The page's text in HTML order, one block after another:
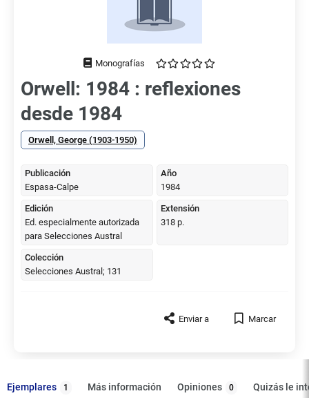
Tipo
documento
Orwell: 1984 : reflexiones
desde 1984
Orwell, George (1903-1950)
Publicación
Espasa-Calpe
Año
1984
Edición
Ed. especialmente autorizada
para Selecciones Austral
Extensión
318 p.
Colección
Selecciones Austral; 131
Enviar a Marcar
Ejemplares 1 Más información Opiniones 0 Quizás le